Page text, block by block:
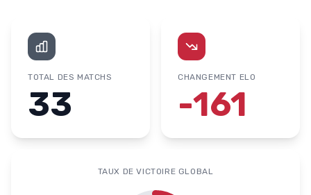
TOTAL DES MATCHS
33
CHANGEMENT ELO
-161
TAUX DE VICTOIRE GLOBAL